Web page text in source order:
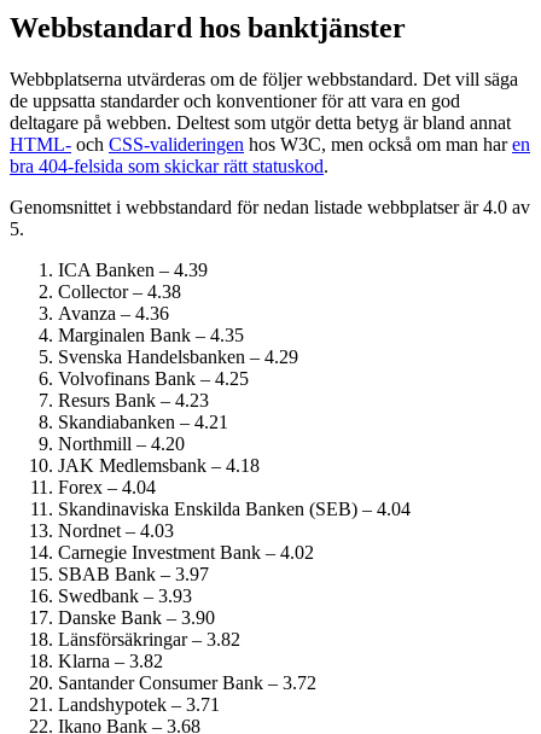
Webbstandard hos banktjänster
Webbplatserna utvärderas om de följer webbstandard. Det vill säga
de uppsatta standarder och konventioner för att vara en god
deltagare på webben. Deltest som utgör detta betyg är bland annat
HTML- och CSS-valideringen hos W3C, men också om man haren
bra 404-felsida som skickar rätt statuskod.
Genomsnittet i webbstandard för nedan listade webbplatser är 4.0 av
5.
ICA Banken – 4.39
Collector – 4.38
Avanza – 4.36
Marginalen Bank – 4.35
Svenska Handelsbanken – 4.29
Volvofinans Bank – 4.25
Resurs Bank – 4.23
Skandiabanken – 4.21
Northmill – 4.20
JAK Medlemsbank – 4.18
Forex – 4.04
Skandinaviska Enskilda Banken (SEB) – 4.04
Nordnet – 4.03
Carnegie Investment Bank – 4.02
SBAB Bank – 3.97
Swedbank – 3.93
Danske Bank – 3.90
Länsförsäkringar – 3.82
Klarna – 3.82
Santander Consumer Bank – 3.72
Landshypotek – 3.71
Ikano Bank – 3.68